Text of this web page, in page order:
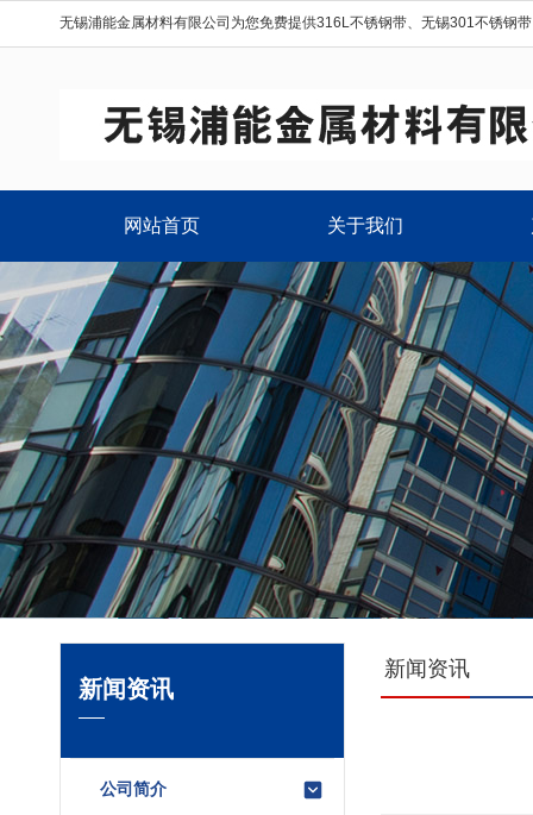
无锡浦能金属材料有限公司为您免费提供316L不锈钢带、 无锡301不锈钢带
网站首页 关于我们
新闻资讯
公司简介
新闻资讯